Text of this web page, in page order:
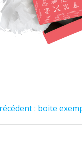
: Article
boite